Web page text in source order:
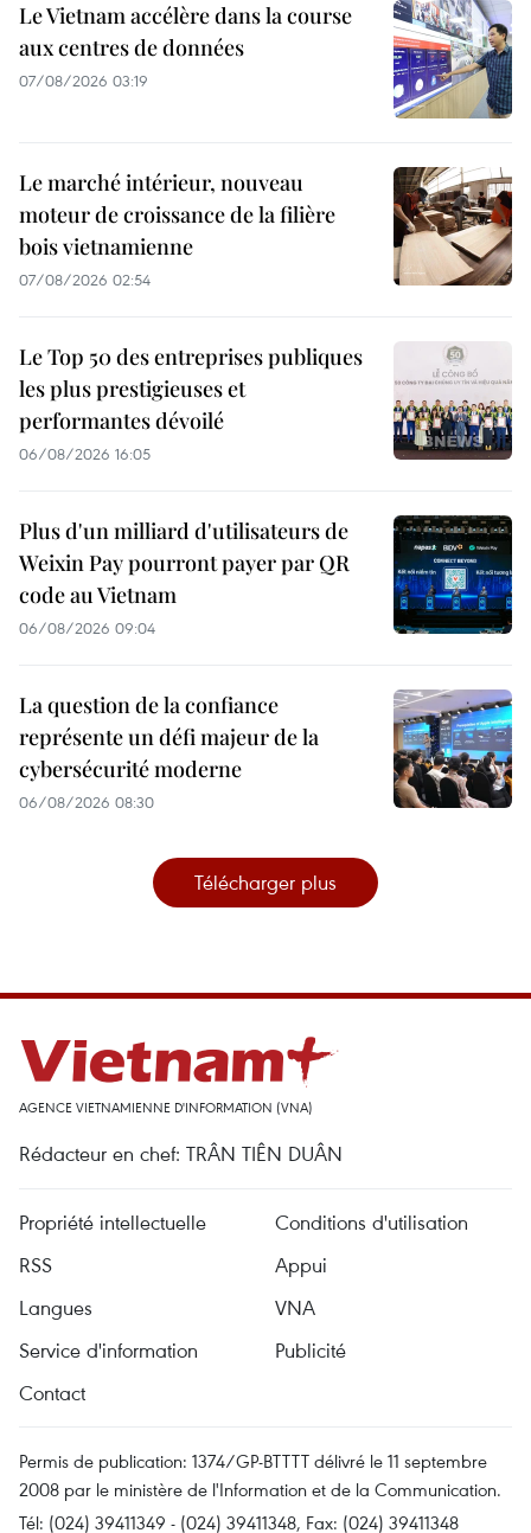
Le Vietnam accélère dans la course
aux centres de données
07/08/2026 03:19
Le marché intérieur, nouveau
moteur de croissance de la filière
bois vietnamienne
07/08/2026 02:54
Le Top 50 des entreprises publiques
les plus prestigieuses et
performantes dévoilé
06/08/2026 16:05
Plus d'un milliard d'utilisateurs de
Weixin Pay pourront payer par QR
code au Vietnam
06/08/2026 09:04
La question de la confiance
représente un défi majeur de la
cybersécurité moderne
06/08/2026 08:30
Télécharger plus
AGENCE VIETNAMIENNE D'INFORMATION (VNA)
Rédacteur en chef: TRÂN TIÊN DUÂN
Propriété intellectuelle
Conditions d'utilisation
RSS
Appui
Langues
VNA
Service d'information
Publicité
Contact
Permis de publication: 1374/GP-BTTTT délivré le 11 septembre
2008 par le ministère de l'Information et de la Communication.
Tél: (024) 39411349 - (024) 39411348, Fax: (024) 39411348